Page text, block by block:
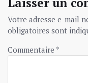
Votre adresse e-mail
obligatoires sont
Commentaire *